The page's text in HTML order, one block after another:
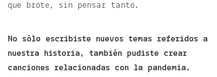
que brote, sin pensar tanto.
No sólo escribiste nuevos temas referidos a
nuestra historia, también pudiste crear
canciones relacionadas con la pandemia.